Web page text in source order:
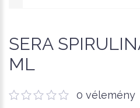
SERA
ML
0 vélemény